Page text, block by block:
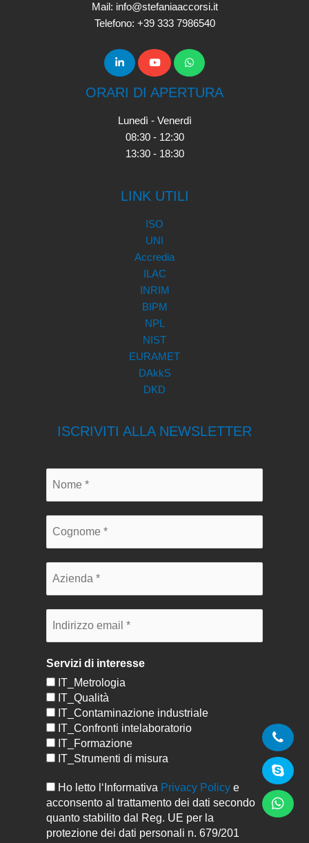
Mail: info@stefaniaaccorsi.it
Telefono: +39 333 7986540
ORARI DI APERTURA
Lunedì - Venerdì
08:30 - 12:30
13:30 - 18:30
LINK UTILI
ISO
UNI
Accredia
ILAC
INRIM
BIPM
NPL
NIST
EURAMET
DAkkS
DKD
ISCRIVITI ALLA NEWSLETTER
Servizi di interesse
IT_Metrologia
IT_Qualità
IT_Contaminazione industriale
IT_Confronti intelaboratorio
IT_Formazione
IT_Strumenti di misura
Ho letto l‘Informativa Privacy Policy e
acconsento al trattamento dei dati secondo
quanto stabilito dal Reg. UE per la
protezione dei dati personali n. 679/201